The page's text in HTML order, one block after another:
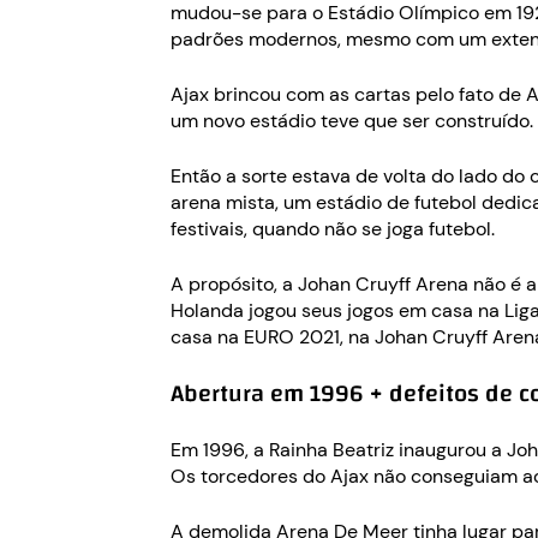
mudou-se para o Estádio Olímpico em
padrões modernos, mesmo com um
Ajax brincou com as cartas pelo fato de
um novo estádio teve que ser
Então a sorte estava de volta do lado do
arena mista, um estádio de futebol
festivais, quando não se joga futebol.
A propósito, a Johan Cruyff Arena não é
Holanda jogou seus jogos em casa na
casa na EURO 2021, na Johan Cruyff
Abertura em 1996 + defeitos de
Em 1996, a Rainha Beatriz inaugurou a
Os torcedores do Ajax não conseguiam
A demolida Arena De Meer tinha lugar